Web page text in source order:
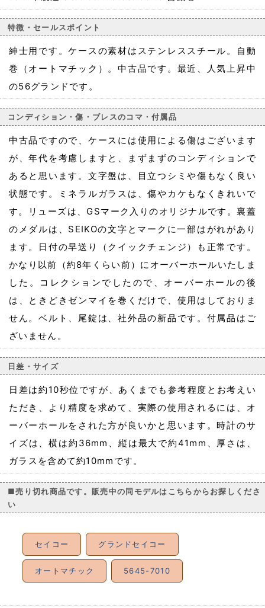
特徴・セールスポイント
紳士用です。ケースの素材はステンレススチール。自動
巻（オートマチック）。中古品です。最近、人気上昇中
の56グランドです。
コンディション・傷・ブレスのコマ・付属品
中古品ですので、ケースには使用による傷はございます
が、年代を考慮しますと、まずまずのコンディションで
あると思います。文字盤は、目立つシミや傷もなく良い
状態です。ミネラルガラスは、傷やカケもなくきれいで
す。リューズは、GSマーク入りのオリジナルです。裏蓋
のメダルは、SEIKOの文字とマークに一部はがれがあり
ます。日付の早送り（クイックチェンジ）も正常です。
かなり以前（約8年くらい前）にオーバーホールいたしま
した。コレクションでしたので、オーバーホールの後
は、ときどきゼンマイを巻くだけで、使用はしておりま
せん。ベルト、尾錠は、社外品の新品です。付属品はご
ざいません。
日差・サイズ
日差は約10秒位ですが、あくまでも参考程度とお考えい
ただき、より精度を求めて、実際の使用されるには、オ
ーバーホールをされた方が良いかと思います。時計のサ
イズは、横は約36mm、縦は最大で約41mm、厚さは、
ガラスを含めて約10mmです。
■売り切れ商品です。販売中の同モデルはこちらからお探しくださ
い
セイコー グランドセイコー
オートマチック 5645-7010